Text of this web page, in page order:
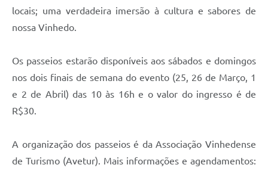
locais; uma verdadeira imersão à cultura e sabores de
nossa Vinhedo.
Os passeios estarão disponíveis aos sábados e domingos
nos dois finais de semana do evento (25, 26 de Março, 1
e 2 de Abril) das 10 às 16h e o valor do ingresso é de
R$30.
A organização dos passeios é da Associação Vinhedense
de Turismo (Avetur). Mais informações e agendamentos: